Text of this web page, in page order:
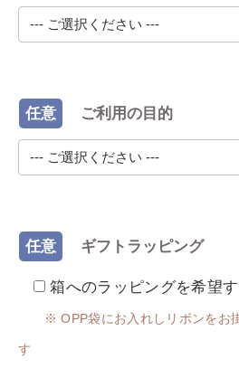
任意 ご利用の目的
任意 ギフトラッピング
箱へのラッピングを希望す
※ OPP袋にお入れしリボンをお掛
す